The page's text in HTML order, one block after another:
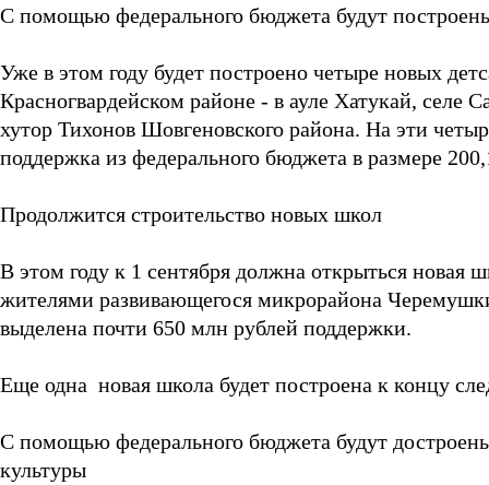
С помощью федерального бюджета будут
Уже в этом году будет построено четыре новых
Красногвардейском районе - в ауле Хатукай, селе
хутор Тихонов Шовгеновского района. На эти
поддержка из федерального бюджета в размере
Продолжится строительство новых школ
В этом году к 1 сентября должна открыться новая
жителями развивающегося микрорайона
выделена почти 650 млн рублей поддержки.
Еще одна новая школа будет построена к концу
С помощью федерального бюджета будут
культуры